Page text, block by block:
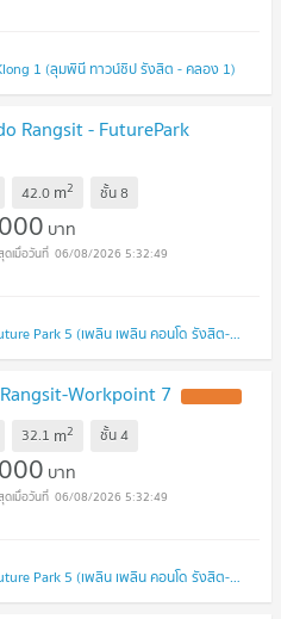
1 (ลุมพินี ทาวน์ชิป รังสิต - คลอง 1)
Rangsit - FuturePark
42.0 m2 ชั้น8
บาท
06/08/2026 5:32:49
Ploen Ploen Condo Rangsit-Future Park 5 (เพลิน เพลิน คอนโด รังสิต-ฟิวเจอร์พาร์ค 5)
Workpoint 7
32.1 m2 ชั้น4
บาท
06/08/2026 5:32:49
Ploen Ploen Condo Rangsit-Future Park 5 (เพลิน เพลิน คอนโด รังสิต-ฟิวเจอร์พาร์ค 5)